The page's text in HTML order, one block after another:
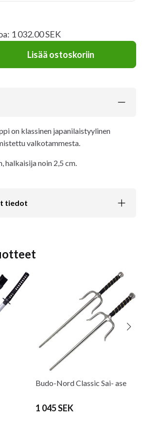
1 032.00 SEK
Lisää ostoskoriin
on klassinen japanilaistyylinen
valkotammesta.
halkaisija noin 2,5 cm.
tiedot
Budo-Nord Classic Sai- ase
1 045 SEK